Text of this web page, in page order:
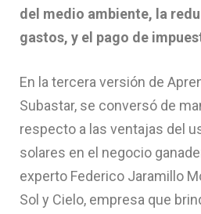
del medio ambiente, la
gastos, y el pago de
En la tercera versión de
Subastar, se conversó de
respecto a las ventajas del
solares en el negocio
experto Federico Jaramillo
Sol y Cielo, empresa que